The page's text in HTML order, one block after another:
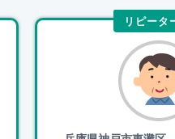
リピータ